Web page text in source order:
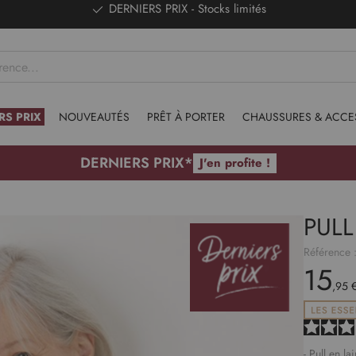
DERNIERS PRIX - Stocks limités
PRIX NOUVEAUTÉS PRÊT À PORTER CHAUSSURES &
DERNIERS PRIX* J'en profite !
Référence :
15,95